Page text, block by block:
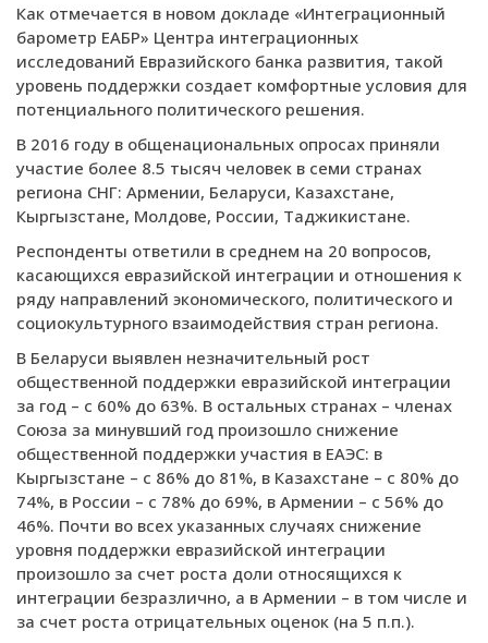
Как отмечается в новом докладе «Интеграционный
барометр ЕАБР» Центра интеграционных
исследований Евразийского банка развития, такой
уровень поддержки создает комфортные условия для
потенциального политического решения.
В 2016 году в общенациональных опросах приняли
участие более 8.5 тысяч человек в семи странах
региона СНГ: Армении, Беларуси, Казахстане,
Кыргызстане, Молдове, России, Таджикистане.
Респонденты ответили в среднем на 20 вопросов,
касающихся евразийской интеграции и отношения к
ряду направлений экономического, политического и
социокультурного взаимодействия стран региона.
В Беларуси выявлен незначительный рост
общественной поддержки евразийской интеграции
за год – с 60% до 63%. В остальных странах – членах
Союза за минувший год произошло снижение
общественной поддержки участия в ЕАЭС: в
Кыргызстане – с 86% до 81%, в Казахстане – с 80% до
74%, в России – с 78% до 69%, в Армении – с 56% до
46%. Почти во всех указанных случаях снижение
уровня поддержки евразийской интеграции
произошло за счет роста доли относящихся к
интеграции безразлично, а в Армении – в том числе и
за счет роста отрицательных оценок (на 5 п.п.).